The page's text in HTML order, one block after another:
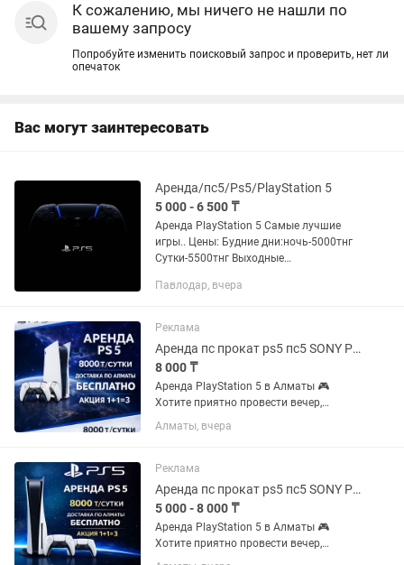
К сожалению, мы ничего не нашли по
вашему запросу
Попробуйте изменить поисковый запрос и проверить, нет ли
опечаток
Вас могут заинтересовать
Аренда/пс5/Ps5/PlayStation 5
5 000 - 6 500 ₸
Аренда PlayStation 5 Самые лучшие
игры.. Цены: Будние дни:ночь-5000тнг
Сутки-5500тнг Выходные
Доставка бесплатная с 8:00 до 20:00 С
Павлодар, вчера
Реклама
Аренда пс прокат ps5 пс5 SONY PlayStation сони плейстейшн на дом
8 000 ₸
Аренда PlayStation 5 в Алматы 🎮
Хотите приятно провести вечер,
устроить игровой марафон или
порадовать гостей? Предлагаем
и с большим выбором игр ✨
Стоимость...
Алматы, вчера
Реклама
Аренда пс прокат ps5 пс5 SONY PlayStation сони плейстейшн на дом
5 000 - 8 000 ₸
Аренда PlayStation 5 в Алматы 🎮
Хотите приятно провести вечер,
устроить игровой марафон или